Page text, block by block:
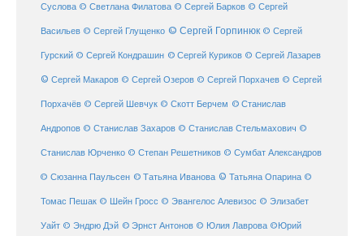
Суслова © Светлана Филатова © Сергей Барков © Сергей
Васильев © Сергей Глущенко © Сергей Горпинюк © Сергей
Гурский © Сергей Кондрашин © Сергей Куриков © Сергей Лазарев
© Сергей Макаров © Сергей Озеров © Сергей Порхачев © Сергей
Порхачёв © Сергей Шевчук © Скотт Берчем © Станислав
Андропов © Станислав Захаров © Станислав Стельмахович ©
Станислав Юрченко © Степан Решетников © Сумбат Александров
© Сюзанна Паульсен © Татьяна Иванова © Татьяна Опарина ©
Томас Пешак © Шейн Гросс © Эвангелос Алевизос © Элизабет
Уайт © Эндрю Дэй © Эрнст Антонов © Юлия Лаврова ©Юрий